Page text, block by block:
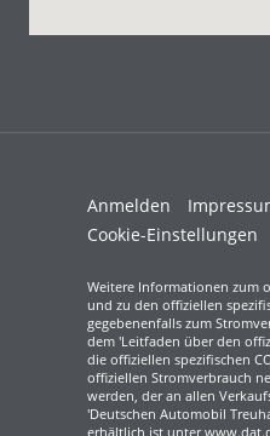
Anmelden
Cookie-Einstellungen
Weitere Informationen zum
und zu den offiziellen
gegebenenfalls zum
dem 'Leitfaden über den
die offiziellen spezifischen
offiziellen Stromverbrauch
werden, der an allen
'Deutschen Automobil
erhältlich ist unter